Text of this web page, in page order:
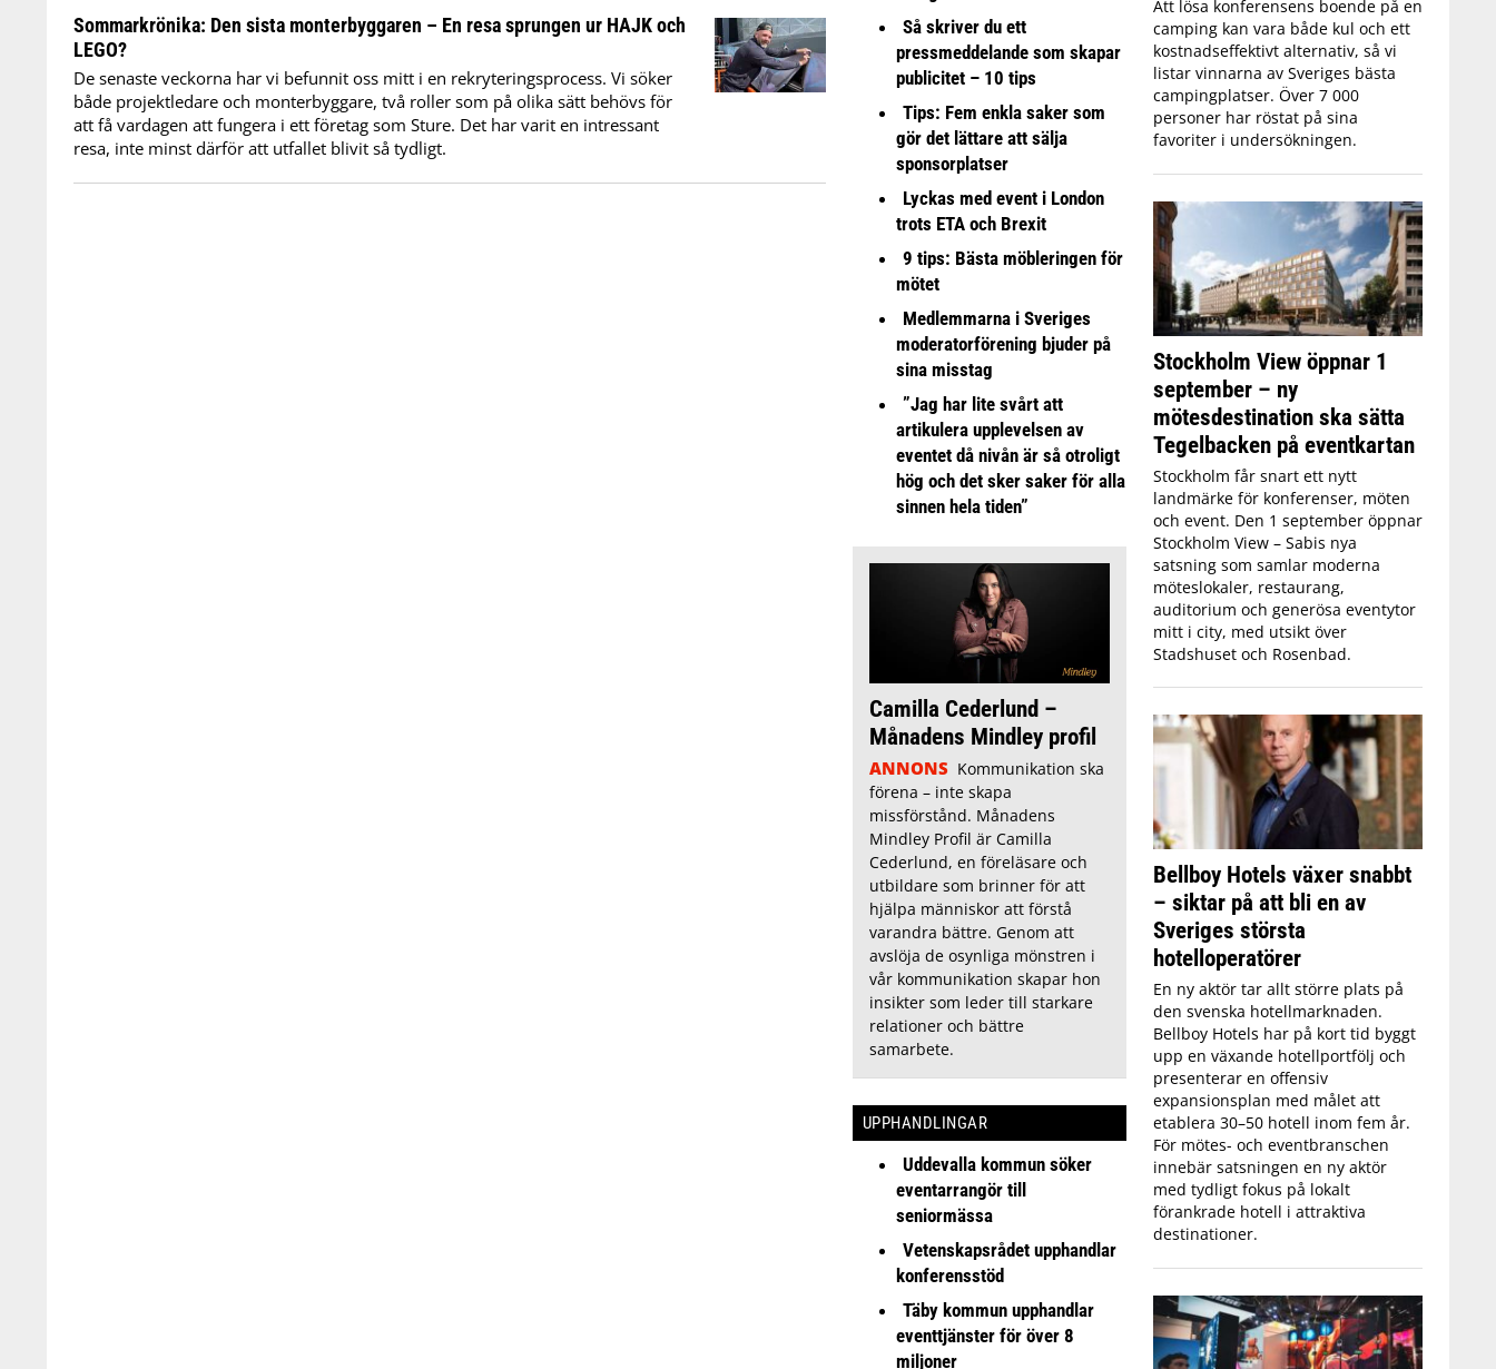
Sommarkrönika: Den sista monterbyggaren – En resa sprungen ur HAJK och
LEGO?
De senaste veckorna har vi befunnit oss mitt i en rekryteringsprocess. Vi söker
både projektledare och monterbyggare, två roller som på olika sätt behövs för
att få vardagen att fungera i ett företag som Sture. Det har varit en intressant
resa, inte minst därför att utfallet blivit så tydligt.
Så skriver du ett
pressmeddelande som skapar
publicitet – 10 tips
Tips: Fem enkla saker som
gör det lättare att sälja
sponsorplatser
Lyckas med event i London
trots ETA och Brexit
9 tips: Bästa möbleringen för
mötet
Medlemmarna i Sveriges
moderatorförening bjuder på
sina misstag
”Jag har lite svårt att
artikulera upplevelsen av
eventet då nivån är så otroligt
hög och det sker saker för alla
sinnen hela tiden”
Camilla Cederlund –
Månadens Mindley profil
ANNONS Kommunikation ska
förena – inte skapa
missförstånd. Månadens
Mindley Profil är Camilla
Cederlund, en föreläsare och
utbildare som brinner för att
hjälpa människor att förstå
varandra bättre. Genom att
avslöja de osynliga mönstren i
vår kommunikation skapar hon
insikter som leder till starkare
relationer och bättre
samarbete.
UPPHANDLINGAR
Uddevalla kommun söker
eventarrangör till
seniormässa
Vetenskapsrådet upphandlar
konferensstöd
Täby kommun upphandlar
eventtjänster för över 8
miljoner
Att lösa konferensens boende på en
camping kan vara både kul och ett
kostnadseffektivt alternativ, så vi
listar vinnarna av Sveriges bästa
campingplatser. Över 7 000
personer har röstat på sina
favoriter i undersökningen.
Stockholm View öppnar 1
september – ny
mötesdestination ska sätta
Tegelbacken på eventkartan
Stockholm får snart ett nytt
landmärke för konferenser, möten
och event. Den 1 september öppnar
Stockholm View – Sabis nya
satsning som samlar moderna
möteslokaler, restaurang,
auditorium och generösa eventytor
mitt i city, med utsikt över
Stadshuset och Rosenbad.
Bellboy Hotels växer snabbt
– siktar på att bli en av
Sveriges största
hotelloperatörer
En ny aktör tar allt större plats på
den svenska hotellmarknaden.
Bellboy Hotels har på kort tid byggt
upp en växande hotellportfölj och
presenterar en offensiv
expansionsplan med målet att
etablera 30–50 hotell inom fem år.
För mötes- och eventbranschen
innebär satsningen en ny aktör
med tydligt fokus på lokalt
förankrade hotell i attraktiva
destinationer.